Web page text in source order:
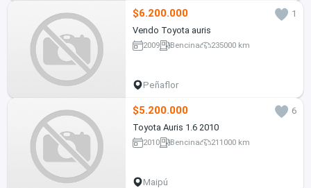
$6.200.000
1
Vendo Toyota auris
2009 Bencina 235000 km
Peñaflor
$5.200.000
6
Toyota Auris 1.6 2010
2010 Bencina 211000 km
Maipú